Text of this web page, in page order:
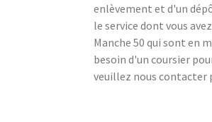
enlèvement et d'un
le service dont vous
Manche 50 qui sont en
besoin d'un coursier
veuillez nous contacter